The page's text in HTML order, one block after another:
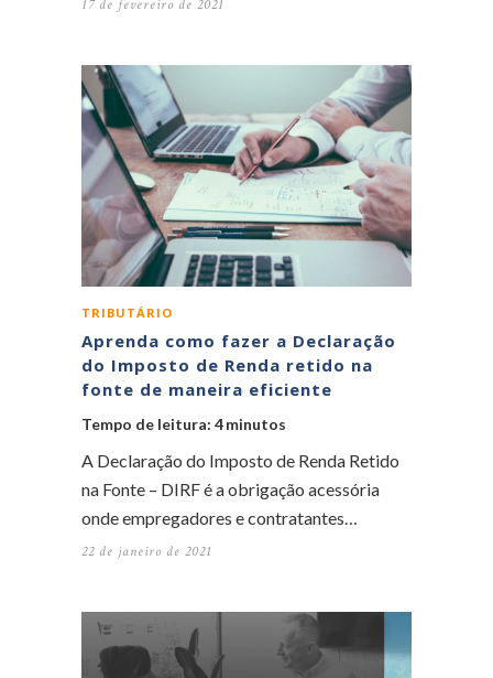
17 de fevereiro de 2021
TRIBUTÁRIO
Aprenda como fazer a Declaração
do Imposto de Renda retido na
fonte de maneira eficiente
Tempo de leitura: 4minutos
A Declaração do Imposto de Renda Retido
na Fonte – DIRF é a obrigação acessória
onde empregadores e contratantes…
22 de janeiro de 2021